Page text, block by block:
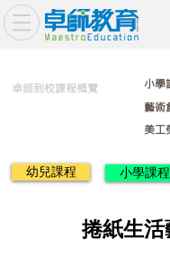
卓師到校課程概覽
藝術
美工
小學
幼兒課程 小學課程
捲紙生活